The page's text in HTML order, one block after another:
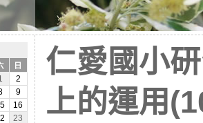
日
2
9
16
23
仁愛國小
上的運用